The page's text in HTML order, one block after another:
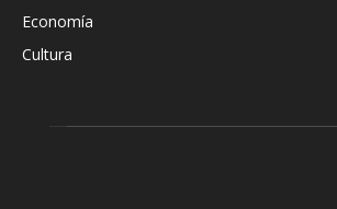
Economía
Cultura